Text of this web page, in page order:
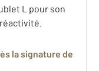
L pour son
la signature de